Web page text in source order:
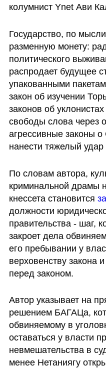
колумнист Ynet Ави
Государство, по
разменную монету:
политического
распродает будущее
упакованными
закон об изучении
законов об
свободы слова через
агрессивные законы
нанести тяжелый
По словам автора,
криминальной драмы
кнессета становится
должности
правительства - шаг,
закроет дела
его пребывании у
верховенству закона
перед законом.
Автор указывает на
решением БАГАЦа,
обвиняемому в
оставаться у власти
невмешательства в
менее Нетаниягу